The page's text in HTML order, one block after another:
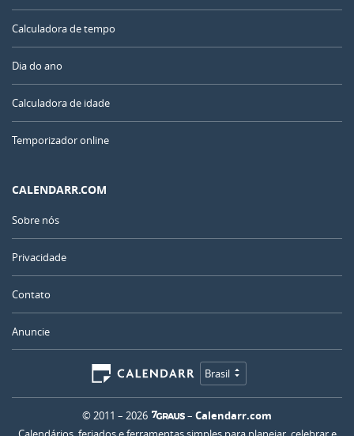
Calculadora de tempo
Dia do ano
Calculadora de idade
Temporizador online
CALENDARR.COM
Sobre nós
Privacidade
Contato
Anuncie
Brasil
© 2011 – 2026 – Calendarr.com